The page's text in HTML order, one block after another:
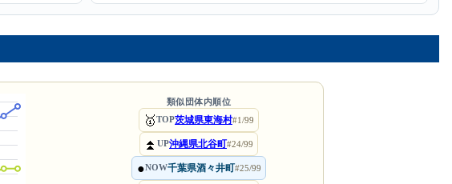
類似団体内順位
🥇TOP茨城県東海村#1/99
⏫ UP沖縄県北谷町#24/99
●NOW千葉県酒々井町#25/99